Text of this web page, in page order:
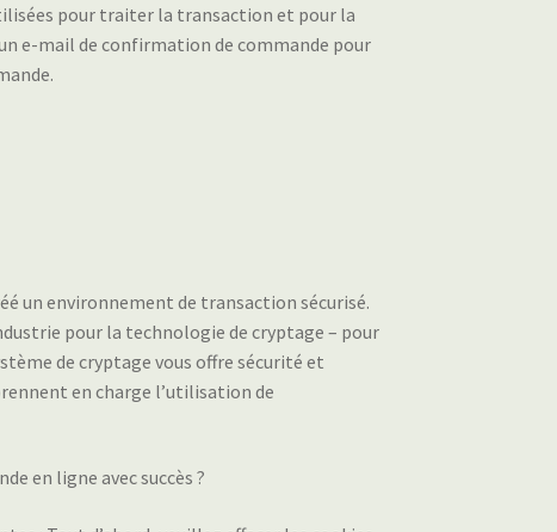
pour traiter la transaction et pour la
e-mail de confirmation de commande pour
un environnement de transaction sécurisé.
pour la technologie de cryptage – pour
de cryptage vous offre sécurité et
en charge l’utilisation de
en ligne avec succès ?